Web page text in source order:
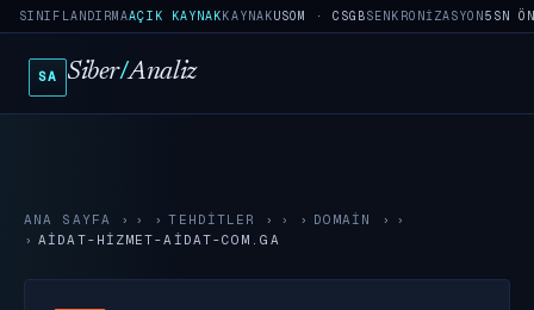
SINIFLANDIRMAAÇIK KAYNAKKAYNAKUSOM · CSGBSENKRONIZASYON5SN
SA Siber/Analiz
ANA SAYFA › TEHDITLER › DOMAIN
›
AIDAT-HIZMET-AIDAT-COM.GA